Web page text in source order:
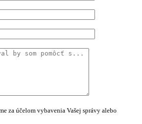
za účelom vybavenia Vašej správy alebo